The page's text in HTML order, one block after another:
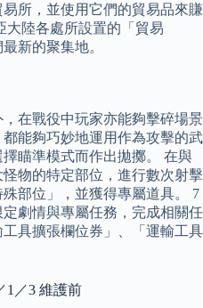
所，並使用它們的貿易品來賺
大陸各處所設置的「貿易
新的聚集地。
在戰役中玩家亦能夠擊碎場景
能夠巧妙地運用作為攻擊的武
瞄準模式而作出拋擲。 在與
物的特定部位，進行數次射擊
部位」，並獲得專屬道具。 7
定劇情與專屬任務，完成相關任
具擴張欄位券」、「運輸工具
1／3 維護前